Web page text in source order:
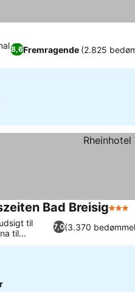
8,6Fremragende (2.825
Bad Breisig3
7,0(3.370
til
til